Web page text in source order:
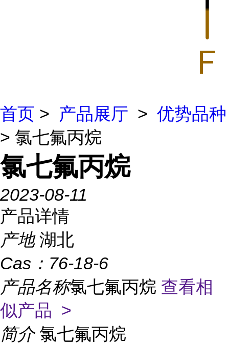
首页 > 产品展厅 > 优势品种
> 氯七氟丙烷
氯七氟丙烷
2023-08-11
产品详情
产地 湖北
Cas： 76-18-6
产品名称氯七氟丙烷 查看相
似产品 >
简介 氯七氟丙烷